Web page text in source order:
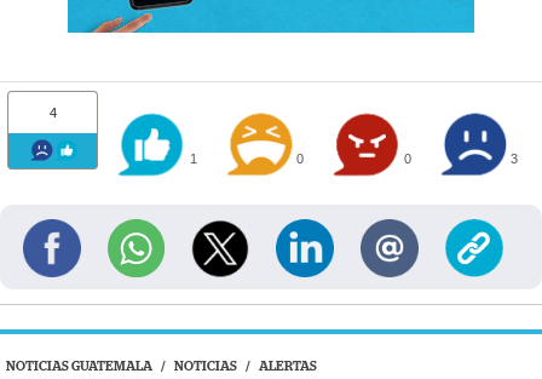
4
1 0 0 3
NOTICIAS GUATEMALA / NOTICIAS / ALERTAS